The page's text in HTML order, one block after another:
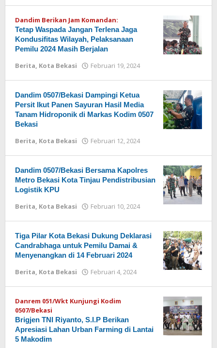
Dandim Berikan Jam Komandan:
Tetap Waspada Jangan Terlena Jaga
Kondusifitas Wilayah, Pelaksanaan
Pemilu 2024 Masih Berjalan
Berita, Kota Bekasi Februari 19, 2024
Dandim 0507/Bekasi Dampingi Ketua
Persit Ikut Panen Sayuran Hasil Media
Tanam Hidroponik di Markas Kodim 0507
Bekasi
Berita, Kota Bekasi Februari 12, 2024
Dandim 0507/Bekasi Bersama Kapolres
Metro Bekasi Kota Tinjau Pendistribusian
Logistik KPU
Berita, Kota Bekasi Februari 10, 2024
Tiga Pilar Kota Bekasi Dukung Deklarasi
Candrabhaga untuk Pemilu Damai &
Menyenangkan di 14 Februari 2024
Berita, Kota Bekasi Februari 4, 2024
Danrem 051/Wkt Kunjungi Kodim
0507/Bekasi
Brigjen TNI Riyanto, S.I.P Berikan
Apresiasi Lahan Urban Farming di Lantai
5 Makodim